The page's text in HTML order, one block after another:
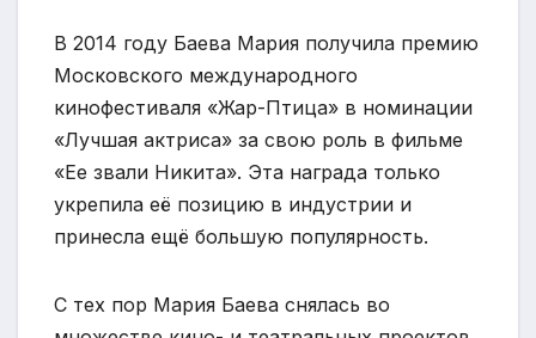
В 2014 году Баева Мария получила премию
Московского международного
кинофестиваля «Жар-Птица» в номинации
«Лучшая актриса» за свою роль в фильме
«Ее звали Никита». Эта награда только
укрепила её позицию в индустрии и
принесла ещё большую популярность.
С тех пор Мария Баева снялась во